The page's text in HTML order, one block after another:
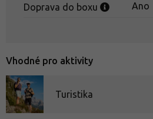
Doprava do boxu Ano
Vhodné pro aktivity
Turistika